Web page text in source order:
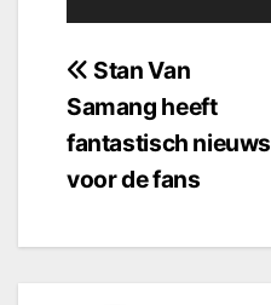
Bericht
navigatie
Stan Van
Samang heeft
fantastisch nieuws
voor de fans